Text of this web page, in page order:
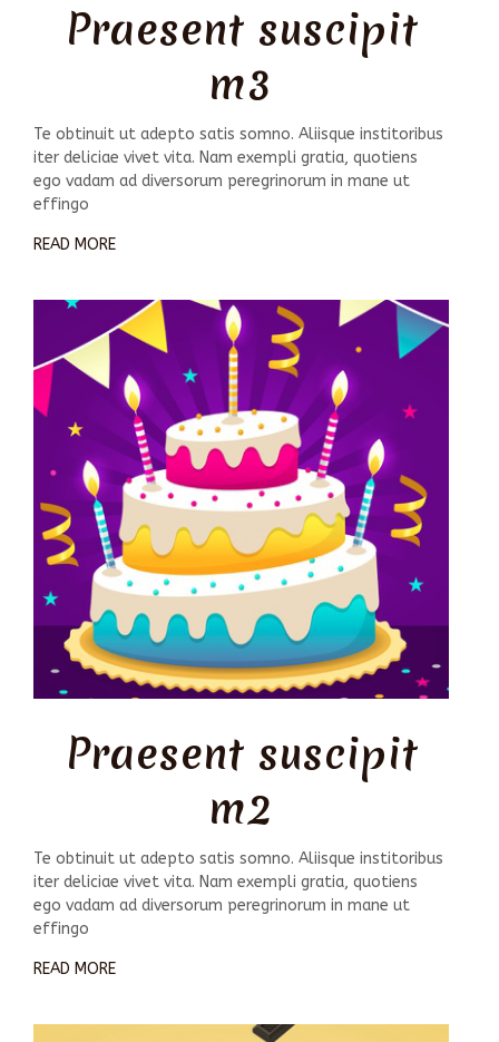
Praesent suscipit
m3
Te obtinuit ut adepto satis somno. Aliisque institoribus
iter deliciae vivet vita. Nam exempli gratia, quotiens
ego vadam ad diversorum peregrinorum in mane ut
effingo
READ MORE
Praesent suscipit
m2
Te obtinuit ut adepto satis somno. Aliisque institoribus
iter deliciae vivet vita. Nam exempli gratia, quotiens
ego vadam ad diversorum peregrinorum in mane ut
effingo
READ MORE